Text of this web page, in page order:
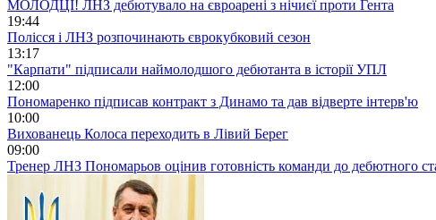
МОЛОДЦІ! ЛНЗ дебютувало на євроарені з нічиєї проти Гента
19:44
Полісся і ЛНЗ розпочинають єврокубковий сезон
13:17
"Карпати" підписали наймолодшого дебютанта в історії УПЛ
12:00
Пономаренко підписав контракт з Динамо та дав відверте інтерв'ю
10:00
Вихованець Колоса переходить в Лівий Берег
09:00
Тренер ЛНЗ Пономарьов оцінив готовність команди до дебютного